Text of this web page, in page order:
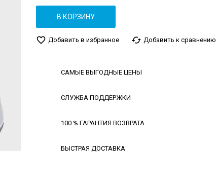
В КОРЗИНУ
favorite_border Добавить в избранное cached Добавить к сравнению
САМЫЕ ВЫГОДНЫЕ ЦЕНЫ
СЛУЖБА ПОДДЕРЖКИ
100 % ГАРАНТИЯ ВОЗВРАТА
БЫСТРАЯ ДОСТАВКА